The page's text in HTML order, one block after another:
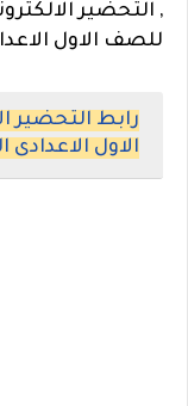
, التحضير
للصف الاول
رابط التحضير
الاول الاعدادى